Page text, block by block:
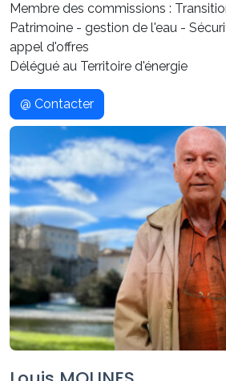
Membre des commissions :
Patrimoine - gestion de l'eau -
appel d'offres
Délégué au Territoire d'énergie
@ Contacter